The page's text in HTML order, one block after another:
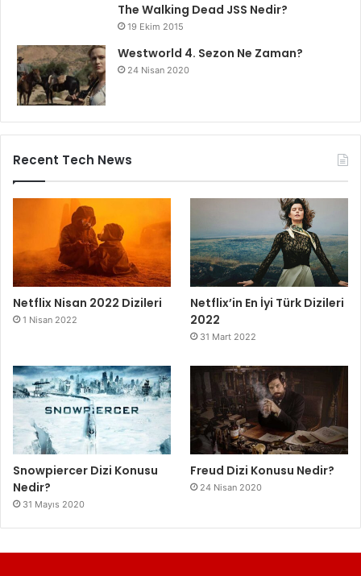
The Walking Dead JSS Nedir?
19 Ekim 2015
Westworld 4. Sezon Ne Zaman?
24 Nisan 2020
Recent Tech News
Netflix Nisan 2022 Dizileri
1 Nisan 2022
Netflix’in En İyi Türk Dizileri
2022
31 Mart 2022
Snowpiercer Dizi Konusu
Nedir?
31 Mayıs 2020
Freud Dizi Konusu Nedir?
24 Nisan 2020